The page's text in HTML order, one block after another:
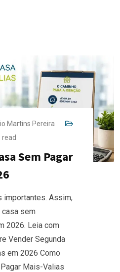
Martins Pereira
read
Sem Pagar
importantes. Assim,
casa sem
2026. Leia com
Vender Segunda
em 2026 Como
Mais-Valias